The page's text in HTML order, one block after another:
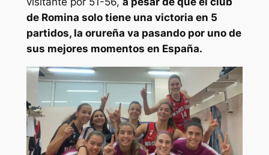
de Romina solo tiene una victoria en 5
partidos, la orureña va pasando por uno de
sus mejores momentos en España.